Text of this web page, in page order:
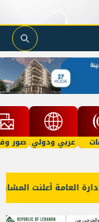
عربي ودولي صور
المشاركة في